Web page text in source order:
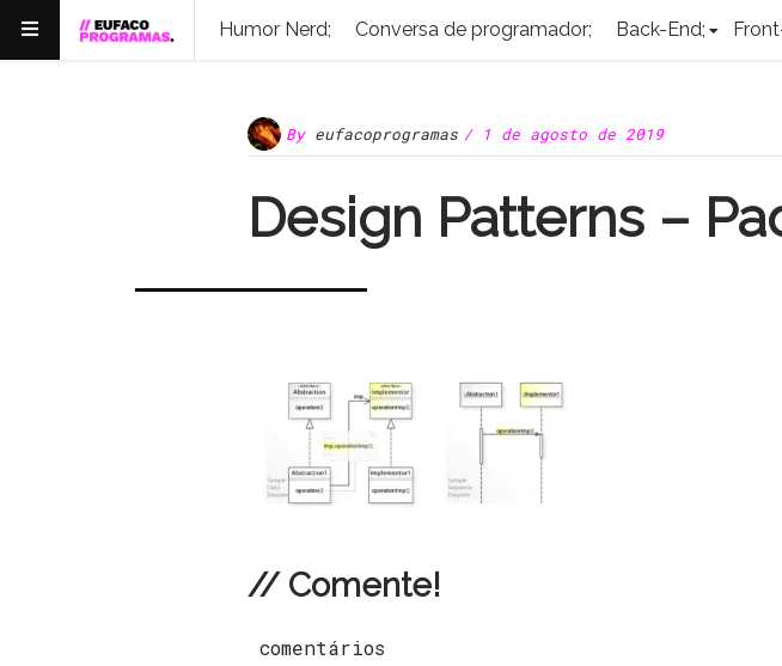
Humor Nerd; Conversa de programador; Back-End;
By eufacoprogramas / 1 de agosto de 2019
Design Patterns –
// Comente!
comentários